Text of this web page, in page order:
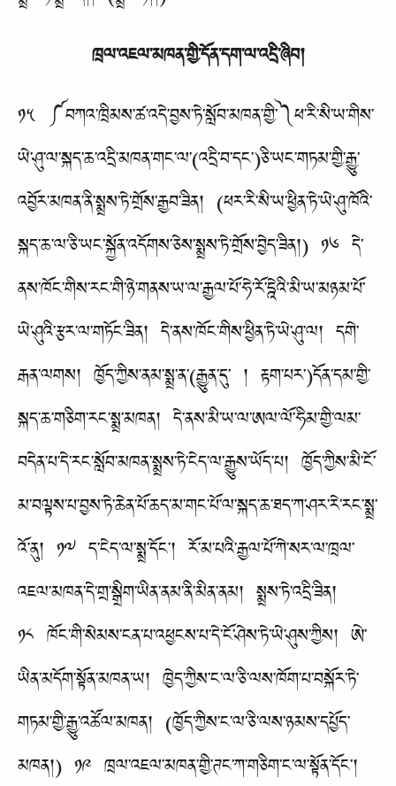
ཁྲལ་འཇལ་མཁན་གྱི་དོན་དག་ལ་འདྲི་ཞིབ།
༡༥ ༼བཀའ་ཁྲིམས་ཚ་འདེ་བྱས་ཏེ་སློབ་མཁན་གྱི་༽ཕ་རི་སི་ཡ་གིས་
ཡེ་ཤུ་ལ་སྐད་ཆ་འདྲི་མཁན་གང་ལ་(འདྲི་བ་དང་)ཅི་ཡང་གཏམ་གྱི་རྒྱུ་
འབྱོར་མཁན་ནི་སྨྲས་ཏེ་གྲོས་རྒྱབ་ཟིན། (ཕར་རི་སི་ཡ་ཕྱིན་ཏེ་ཡེ་ཤུ་ཁོའི་
སྐད་ཆ་ལ་ཅི་ཡང་སྐྱོན་འདོགས་ཅེས་སྨྲས་ཏེ་གྲོས་བྱེད་ཟིན།) ༡༦ དེ་
ནས་ཁོང་གིས་རང་གི་ཉེ་གནས་ཡ་ལ་རྒྱལ་པོ་ཧེ་རོ་དྰེའི་མི་ཡ་མཉམ་པོ་
ཡེ་ཤུའི་རྩར་ལ་གཏོང་ཟིན། དེ་ནས་ཁོང་གིས་ཕྱིན་ཏེ་ཡེ་ཤུ་ལ། དགེ་
རྒན་ལགས། ཁྱོད་ཀྱིས་ནམ་སྨྲ་ན་(རྒྱུན་དུ་ ། རྟག་པར་)དོན་དམ་གྱི་
སྐད་ཆ་གཅིག་རང་སྨྲ་མཁན། དེ་ནས་མི་ཡ་ལ་ཨལ་ལོ་ཧིམ་གྱི་ལམ་
བདེན་པ་དེ་རང་སློབ་མཁན་སྨྲས་ཏེ་ངེད་ལ་རྒྱུས་ཡོད་པ། ཁྱོད་ཀྱིས་མི་ངོ་
མ་བལྟས་པ་བྱས་ཏེ་ཆེན་པོ་ཆད་མ་གང་པོ་ལ་སྐད་ཆ་ཐད་ཀ་ཤར་རེ་རང་སྨྲ་
འོ་ནུ། ༡༧ ད་ངེད་ལ་སྨྲ་དོང་། རོ་མ་པའི་རྒྱལ་པོ་ཀེ་སར་ལ་ཁྲལ་
འཇལ་མཁན་དེ་གྲ་སྒྲིག་ཡིན་ནམ་ནི་མིན་ནམ། སྨྲས་ཏེ་འདྲི་ཟིན།
༡༨ ཁོང་གི་སེམས་ངན་པ་འཕྱངས་པ་དེ་ངོ་ཤེས་ཏེ་ཡེ་ཤུས་ཀྱིས། ཨེ་
ཡིན་མདོག་སྟོན་མཁན་ཡ། ཁྱེད་ཀྱིས་ང་ལ་ཅི་ལས་ཁོག་པ་བསྐོར་ཏེ་
གཏམ་གྱི་རྒྱུ་འཚོལ་མཁན། (ཁྱོད་ཀྱིས་ང་ལ་ཅི་ལས་ཉམས་དཔྱོད་
མཁན།) ༡༩ ཁྲལ་འཇལ་མཁན་གྱི་ཊང་ཀ་གཅིག་ང་ལ་སྟོན་དོང་།